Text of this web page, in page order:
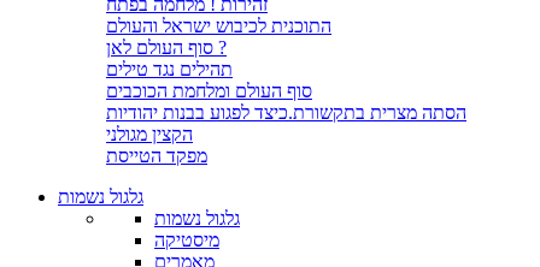
זהירות ! מלחמה בפתח
התוכנית לכיבוש ישראל והעולם
סוף העולם לאן ?
תהילים נגד טילים
סוף העולם ומלחמת הכוכבים
הסתה מצרית בתקשורת.כיצד לפגוע בבנות יהודיות
הקצין מגולני
מפקד הטייסת
גלגול נשמות
גלגול נשמות
מיסטיקה
מאמרים